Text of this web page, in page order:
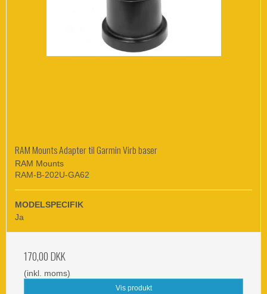
RAM Mounts Adapter til Garmin Virb baser
RAM Mounts
RAM-B-202U-GA62
MODELSPECIFIK
Ja
170,00 DKK
(inkl. moms)
Vis produkt